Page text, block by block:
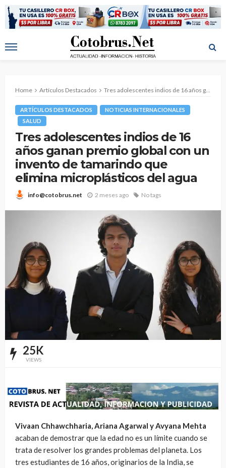
Home Artículos Destacados Tres adolescentes indios de 16 años ganan premio global con un invento de tamarindo que elimina microplásticos del agua
ARTÍCULOS DESTACADOS
NOTICIAS INTERNACIONALES
SALUD
Tres adolescentes indios de 16
años ganan premio global con un
invento de tamarindo que
elimina microplásticos del agua
info@cotobrus.net 2 meses ago No tags
25K
VIEWS
Vivaan Chhawchharia, Ariana Agarwal y Avyana Mehta
acaban de demostrar que la edad no es un límite cuando se
trata de resolver los grandes problemas del planeta. Los
tres estudiantes de 16 años, originarios de la India, se